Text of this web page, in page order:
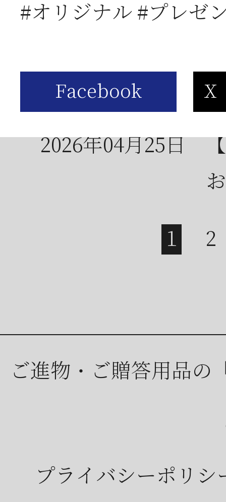
2026年04月25日
ご進物・ご贈答用品の
プライバシーポリシ
#オリジナル #プレゼ